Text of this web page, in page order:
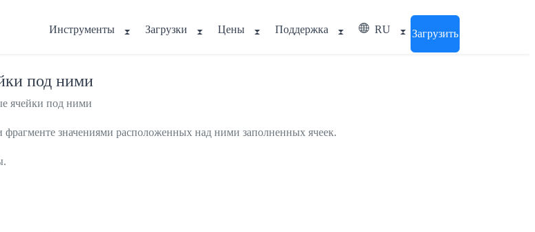
Инструменты Загрузки Цены Поддержка RU Загрузить
под ними
ячейки под ними
значениями расположенных над ними заполненных ячеек.